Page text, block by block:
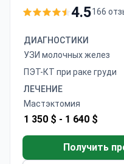
предлагает геномное
TrueBeam STx.
а ПЭТ-КТ — около
или иммунотерапия
стоит $11 240-$13
пребывание.
4.5166
ДИАГНОСТИКИ
УЗИ молочных желез
ПЭТ-КТ при раке груди
ЛЕЧЕНИЕ
Мастэктомия
1 350 $ - 1 640 $
Получить